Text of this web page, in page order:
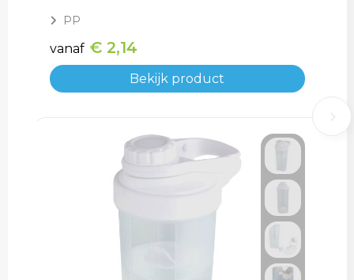
PP
vanaf € 2,14
Bekijk product